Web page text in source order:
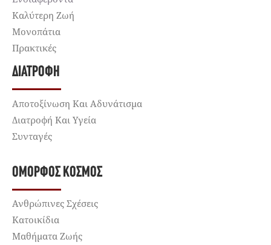
Καλύτερη Ζωή
Μονοπάτια
Πρακτικές
ΔΙΑΤΡΟΦΉ
Αποτοξίνωση Και Αδυνάτισμα
Διατροφή Και Υγεία
Συνταγές
ΌΜΟΡΦΟΣ ΚΌΣΜΟΣ
Ανθρώπινες Σχέσεις
Κατοικίδια
Μαθήματα Ζωής